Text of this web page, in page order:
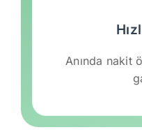
Anında nakit